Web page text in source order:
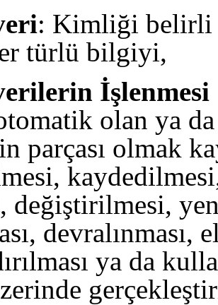
: Kimliği belirli
türlü bilgiyi,
İşlenmesi
olan ya
parçası olmak
değiştirilmesi,
ya da